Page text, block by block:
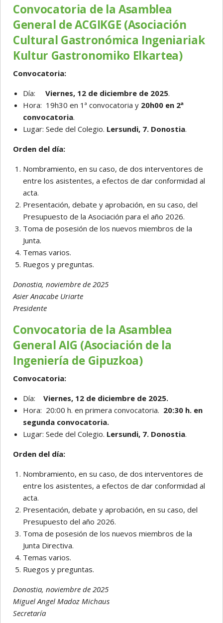
Convocatoria de la Asamblea
General de ACGIKGE (Asociación
Cultural Gastronómica Ingeniariak
Kultur Gastronomiko Elkartea)
Convocatoria:
Día: Viernes, 12 de diciembre de 2025.
Hora: 19h30 en 1ª convocatoria y 20h00 en 2ª
convocatoria.
Lugar: Sede del Colegio. Lersundi, 7. Donostia.
Orden del día:
Nombramiento, en su caso, de dos interventores de
entre los asistentes, a efectos de dar conformidad al
acta.
Presentación, debate y aprobación, en su caso, del
Presupuesto de la Asociación para el año 2026.
Toma de posesión de los nuevos miembros de la
Junta.
Temas varios.
Ruegos y preguntas.
Donostia, noviembre de 2025
Asier Anacabe Uriarte
Presidente
Convocatoria de la Asamblea
General AIG (Asociación de la
Ingeniería de Gipuzkoa)
Convocatoria:
Día: Viernes, 12 de diciembre de 2025.
Hora: 20:00 h. en primera convocatoria. 20:30 h. en
segunda convocatoria.
Lugar: Sede del Colegio. Lersundi, 7. Donostia.
Orden del día:
Nombramiento, en su caso, de dos interventores de
entre los asistentes, a efectos de dar conformidad al
acta.
Presentación, debate y aprobación, en su caso, del
Presupuesto del año 2026.
Toma de posesión de los nuevos miembros de la
Junta Directiva.
Temas varios.
Ruegos y preguntas.
Donostia, noviembre de 2025
Miguel Angel Madoz Michaus
Secretaría